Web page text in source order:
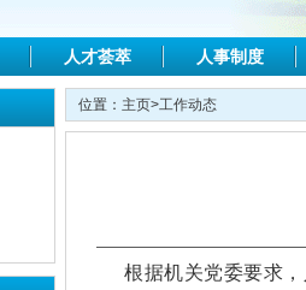
人才荟萃 人事制度
位置： 主页>工作动态
根据机关党委要求